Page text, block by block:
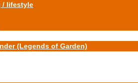
/ lifestyle
(Legends of Garden)